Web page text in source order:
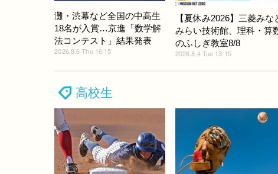
灘・渋幕など全国の中高生
18名が入賞…京進「数学解
法コンテスト」結果発表
2026.8.6 Thu 16:15
【夏休み2026】三菱みな
みらい技術館、理科・算
のふしぎ教室8/8
2026.8.4 Tue 13:15
高校生